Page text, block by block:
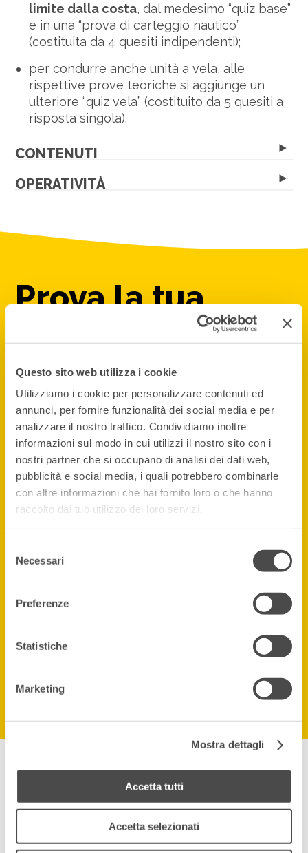
Questo sito web utilizza i cookie
Utilizziamo i cookie per personalizzare contenuti ed
annunci, per fornire funzionalità dei social media e per
analizzare il nostro traffico. Condividiamo inoltre
informazioni sul modo in cui utilizzi il nostro sito con i
nostri partner che si occupano di analisi dei dati web,
pubblicità e social media, i quali potrebbero combinarle
con altre informazioni che hai fornito loro o che hanno
raccolto dal tuo utilizzo dei loro servizi.
delNecessari
Preferenze
Statistiche
Marketing
Mostra dettagli
Accetta tutti
Accetta selezionati
limite dalla costa, dal medesimo “quiz base”
e in una “prova di carteggio nautico”
(costituita da 4 quesiti indipendenti);
per condurre anche unità a vela, alle
rispettive prove teoriche si aggiunge un
ulteriore “quiz vela” (costituito da 5 quesiti a
risposta singola).
CONTENUTI
OPERATIVITÀ
Prova la tua
Non sei registrato. Mettiti alla prova!
Base (entro/oltre 12 mi)
Vela (entro/oltre 12 mi)
Sei già
registrato?